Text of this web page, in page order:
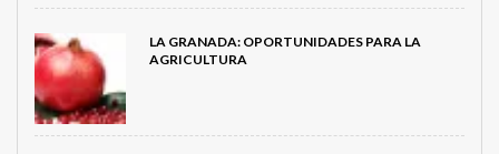
LA GRANADA: OPORTUNIDADES PARA LA
AGRICULTURA